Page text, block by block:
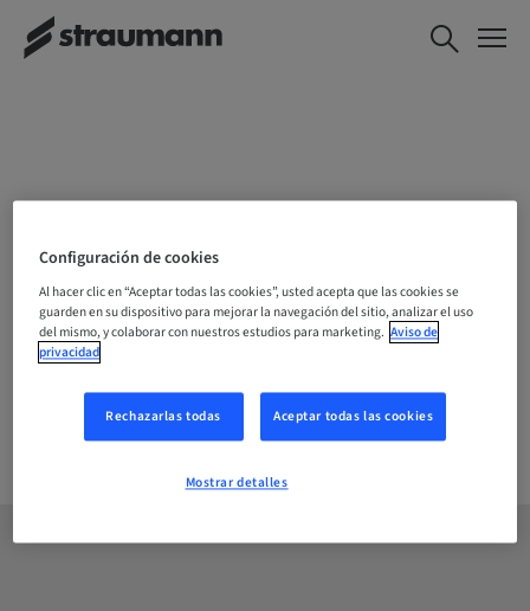
ELIJE TU UBICACIÓN
Empresa
Configuración de cookies
Al hacer clic en “Aceptar todas las cookies”, usted acepta que las cookies se
guarden en su dispositivo para mejorar la navegación del sitio, analizar el uso
del mismo, y colaborar con nuestros estudios para marketing. Aviso de
privacidad
Rechazarlas todas Aceptar todas las cookies
Mostrar detalles